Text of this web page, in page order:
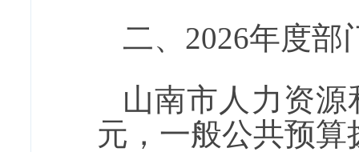
二、 2026年度部
山南市人力资
元 ，一般公共预